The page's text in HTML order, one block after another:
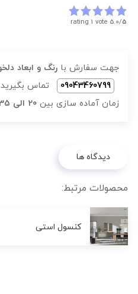
5.0/5
rating 1 vote
جهت سفارش با رنگ و ابعاد
09043460799
تماس بگیرید
زمان آماده سازی بین 20 الی 35 روز کاری
دیدگاه ها
محصولات مرتبط:
کنسول استی